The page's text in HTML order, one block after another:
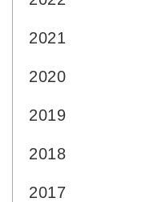
2021
2020
2019
2018
2017